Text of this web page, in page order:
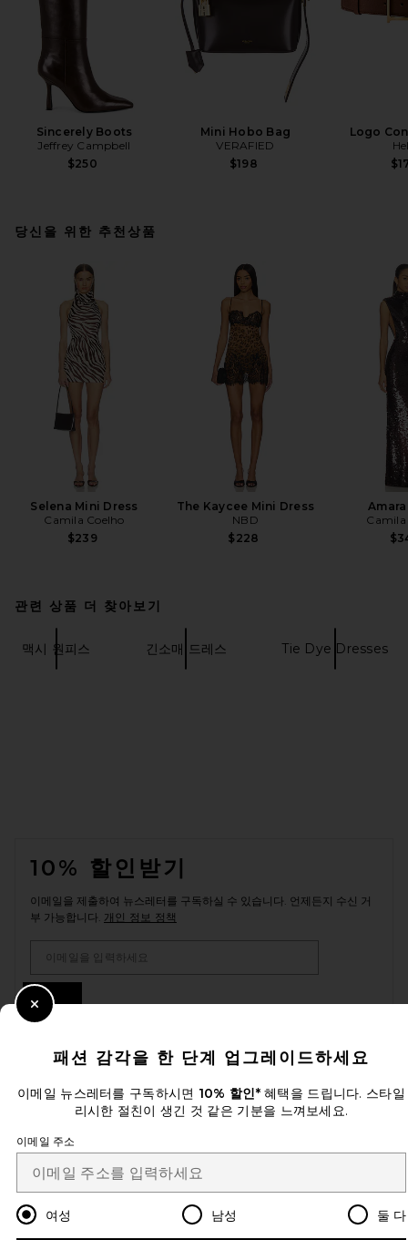
Sincerely Boots
Jeffrey Campbell
$250
Mini Hobo Bag
VERAFIED
$198
Logo
당신을 위한 추천상품
Selena Mini Dress
Camila Coelho
$239
The Kaycee Mini Dress
NBD
$228
Camila
관련 상품 더 찾아보기
맥시 원피스 긴소매 드레스 Tie Dye Dresses
10% 할인받기
이메일을 제출하여 뉴스레터를 구독하실 수 있습니다. 언제든지 수신 거
부 가능합니다. 개인 정보 정책
개선에 도움을 주세요!
오늘 방문에 대한 설문 조사를 해주세요
고객센터
패션 감각을 한 단계 업그레이드하세요
이메일 뉴스레터를 구독하시면 10% 할인*혜택을 드립니다. 스타일
리시한 절친이 생긴 것 같은 기분을 느껴보세요.
이메일 주소
여성 남성 둘 다
Close Modal